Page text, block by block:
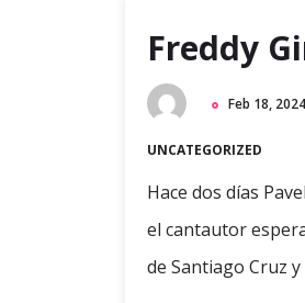
Freddy
Feb 18, 2024
UNCATEGORIZED
Hace dos días
el cantautor
de Santiago Cruz